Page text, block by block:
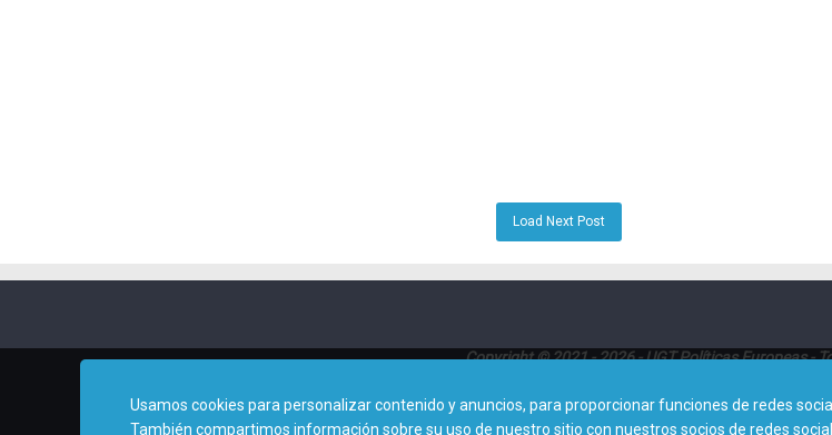
Load Next Post
Copyright © 2021 - 2026 - UGT Políticas Europeas -
Avenida de América 25, Planta
Usamos cookies para personalizar contenido y anuncios, para proporcionar funciones de redes
También compartimos información sobre su uso de nuestro sitio con nuestros socios de redes